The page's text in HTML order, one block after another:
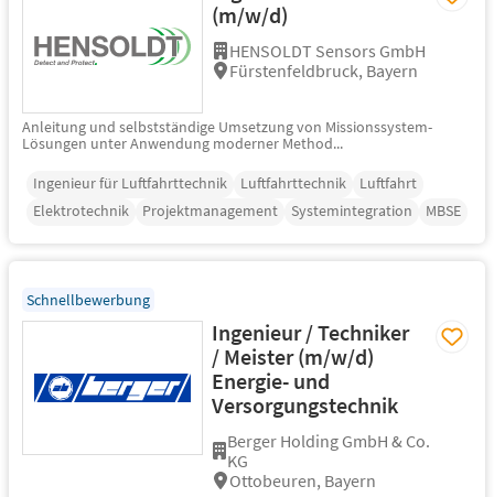
(m/w/d)
HENSOLDT Sensors GmbH
Fürstenfeldbruck, Bayern
Anleitung und selbstständige Umsetzung von Missionssystem-
Lösungen unter Anwendung moderner Method...
Ingenieur für Luftfahrttechnik
Luftfahrttechnik
Luftfahrt
Elektrotechnik
Projektmanagement Systemintegration MBSE
Schnellbewerbung
Ingenieur / Techniker
/ Meister (m/w/d)
Energie- und
Versorgungstechnik
Berger Holding GmbH & Co.
KG
Ottobeuren, Bayern